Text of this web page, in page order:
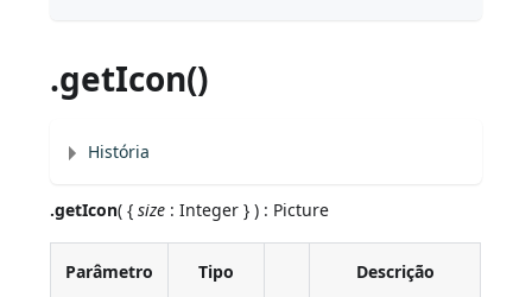
.getIcon()
História
.getIcon( {size : Integer } ) : Picture
Parâmetro Tipo Descrição